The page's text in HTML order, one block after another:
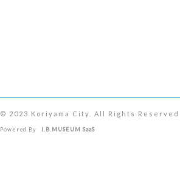
© 2023 Koriyama City. All Rights Reserved
Powered By I.B.MUSEUM SaaS